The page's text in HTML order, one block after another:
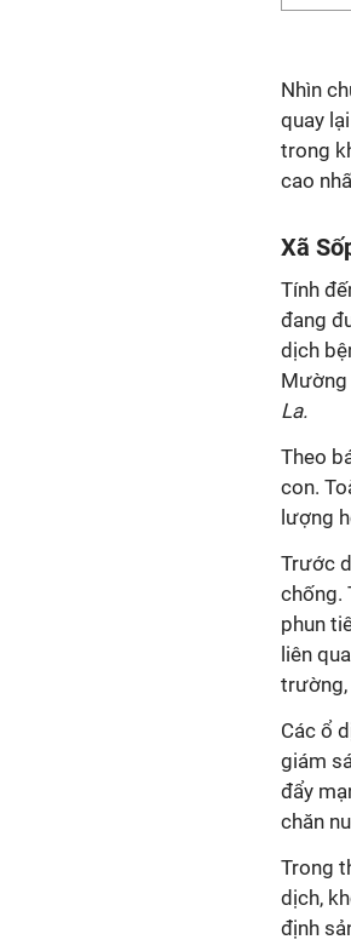
Nhìn
quay
trong
cao
Xã
Tính
đang
dịch
Mường
La.
Theo
con.
lượng
Trước
chống.
phun
liên
trường,
Các ổ
giám
đẩy
chăn
Trong
dịch,
định